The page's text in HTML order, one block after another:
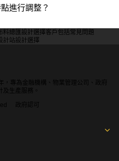
進行調整？
料總匯設計選擇客戶包括常見問題
計站設計選擇
專為金融機構、物業管理公司、政府
生產服務。
政府認可